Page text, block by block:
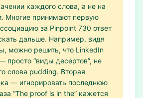
каждого слова, а не на
Многие принимают первую
за Pinpoint 730 ответ
дальше. Например, видя
можно решить, что LinkedIn
просто “виды десертов”, не
слова pudding. Вторая
— игнорировать последнюю
“The proof is in the” кажется